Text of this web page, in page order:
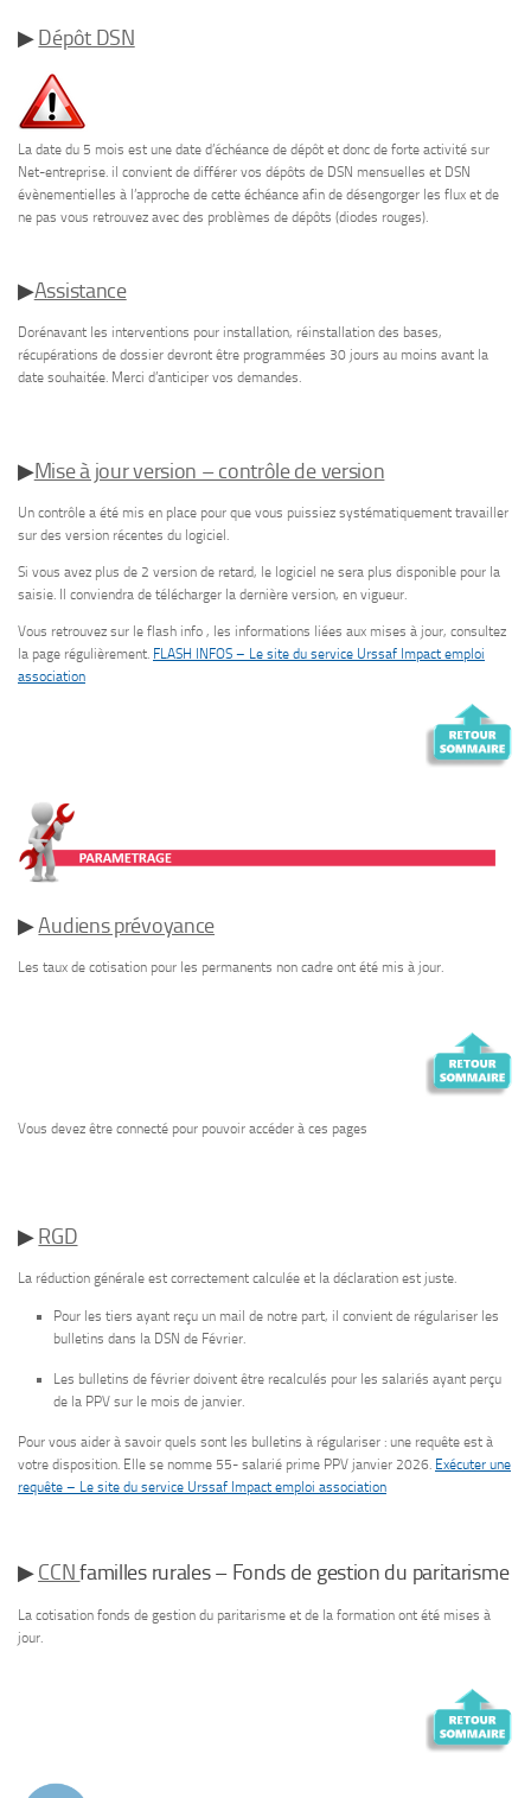
▶Dépôt DSN
La date du 5 mois est une date d’échéance de dépôt et donc de forte activité sur
Net-entreprise. il convient de différer vos dépôts de DSN mensuelles et DSN
évènementielles à l’approche de cette échéance afin de désengorger les flux et de
ne pas vous retrouvez avec des problèmes de dépôts (diodes rouges).
▶Assistance
Dorénavant les interventions pour installation, réinstallation des bases,
récupérations de dossier devront être programmées 30 jours au moins avant la
date souhaitée. Merci d’anticiper vos demandes.
▶Mise à jour version – contrôle de version
Un contrôle a été mis en place pour que vous puissiez systématiquement travailler
sur des version récentes du logiciel.
Si vous avez plus de 2 version de retard, le logiciel ne sera plus disponible pour la
saisie. Il conviendra de télécharger la dernière version, en vigueur.
Vous retrouvez sur le flash info , les informations liées aux mises à jour, consultez
la page régulièrement. FLASH INFOS – Le site du service Urssaf Impact emploi
association
▶Audiens prévoyance
Les taux de cotisation pour les permanents non cadre ont été mis à jour.
Vous devez être connecté pour pouvoir accéder à ces pages
▶RGD
La réduction générale est correctement calculée et la déclaration est juste.
Pour les tiers ayant reçu un mail de notre part, il convient de régulariser les
bulletins dans la DSN de Février.
Les bulletins de février doivent être recalculés pour les salariés ayant perçu
de la PPV sur le mois de janvier.
Pour vous aider à savoir quels sont les bulletins à régulariser : une requête est à
votre disposition. Elle se nomme 55- salarié prime PPV janvier 2026. Exécuter une
requête – Le site du service Urssaf Impact emploi association
▶CCNfamilles rurales – Fonds de gestion du paritarisme
La cotisation fonds de gestion du paritarisme et de la formation ont été mises à
jour.